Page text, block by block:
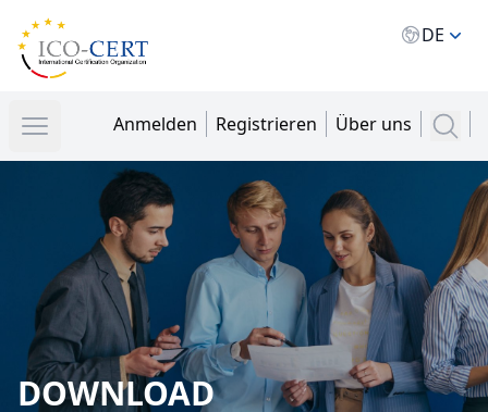
Ico Cert DE
Öffnen Anmelden Registrieren Über uns
items
DOWNLOAD